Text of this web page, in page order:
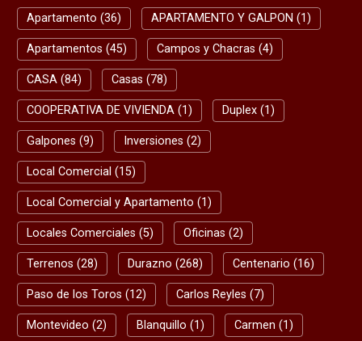
Apartamento (36) APARTAMENTO Y GALPON (1)
Apartamentos (45) Campos y Chacras (4)
CASA (84) Casas (78)
COOPERATIVA DE VIVIENDA (1) Duplex (1)
Galpones (9) Inversiones (2)
Local Comercial (15)
Local Comercial y Apartamento (1)
Locales Comerciales (5) Oficinas (2)
Terrenos (28) Durazno (268) Centenario (16)
Paso de los Toros (12) Carlos Reyles (7)
Montevideo (2) Blanquillo (1) Carmen (1)